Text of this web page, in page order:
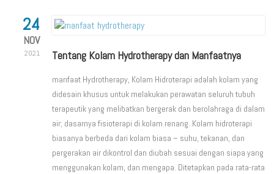
24
NOV
2021 Tentang Kolam Hydrotherapy dan Manfaatnya
manfaat Hydrotherapy, Kolam Hidroterapi adalah kolam yang
didesain khusus untuk melakukan perawatan seluruh tubuh
terapeutik yang melibatkan bergerak dan berolahraga di dalam
air; dasarnya fisioterapi di kolam renang. Kolam hidroterapi
biasanya berbeda dari kolam biasa – suhu, tekanan, dan
pergerakan air dikontrol dan diubah sesuai dengan siapa yang
menggunakan kolam, dan mengapa. Ditetapkan pada rata-rata